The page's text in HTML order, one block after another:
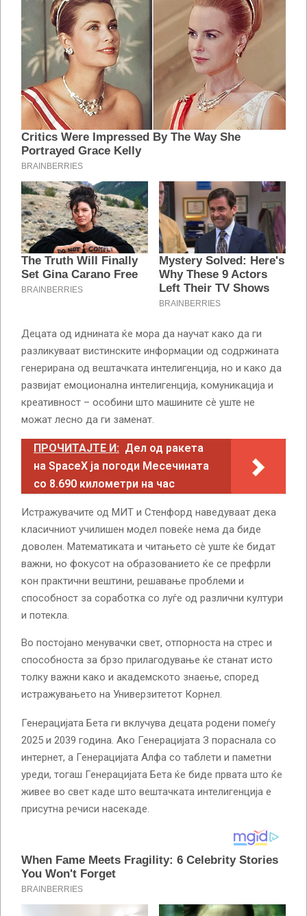
Децата од иднината ќе мора да научат како да ги
разликуваат вистинските информации од содржината
генерирана од вештачката интелигенција, но и како да
развијат емоционална интелигенција, комуникација и
креативност – особини што машините сè уште не
можат лесно да ги заменат.
ПРОЧИТАЈТЕ И: Дел од ракета
на SpaceX ја погоди Месечината
со 8.690 километри на час
Истражувачите од МИТ и Стенфорд наведуваат дека
класичниот училишен модел повеќе нема да биде
доволен. Математиката и читањето сè уште ќе бидат
важни, но фокусот на образованието ќе се префрли
кон практични вештини, решавање проблеми и
способност за соработка со луѓе од различни култури
и потекла.
Во постојано менувачки свет, отпорноста на стрес и
способноста за брзо прилагодување ќе станат исто
толку важни како и академското знаење, според
истражувањето на Универзитетот Корнел.
Генерацијата Бета ги вклучува децата родени помеѓу
2025 и 2039 година. Ако Генерацијата З пораснала со
интернет, а Генерацијата Алфа со таблети и паметни
уреди, тогаш Генерацијата Бета ќе биде првата што ќе
живее во свет каде што вештачката интелигенција е
присутна речиси насекаде.